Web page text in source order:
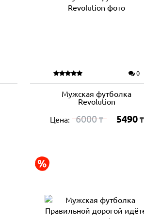
0
Мужская футболка
Revolution
Цена: 6000₸ 5490 ₸